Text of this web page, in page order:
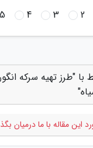
2
3
4
5
با "طرز تهیه سرکه
این مقاله با ما درمیان